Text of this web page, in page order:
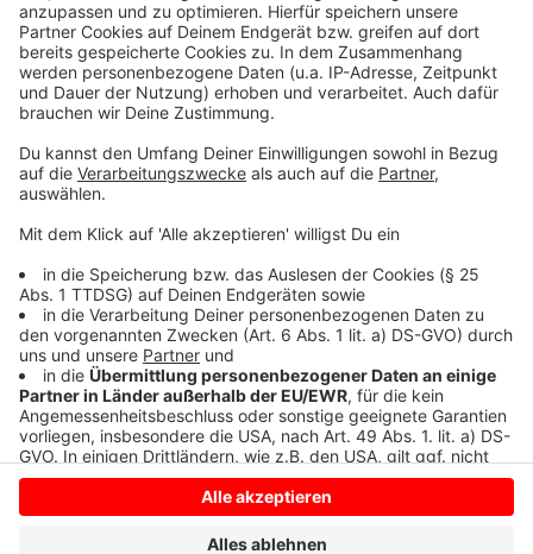
Kleine Fuchs, das Kleine Wiesenvögelchen, das
Waldbrettspiel und der bekannte Zitronenfalter und
der Admiral beobachten. Auch nach dem Distelfalter
könnt ihr Ausschau halten. Bei den Libellen könnt ihr
zum Beispiel die Adonislibelle und Vierfleck
beobachten. Im Hochsommer könnt ihr zudem die
Blaugrüne Mosaikjungfer finden.
Anzeige
Anzeige